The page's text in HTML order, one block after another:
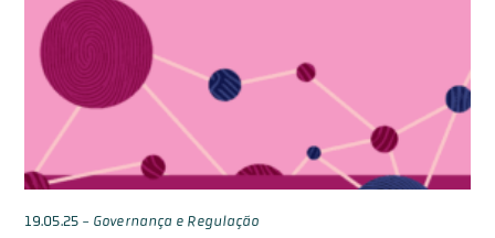
19.05.25- Governança e Regulação